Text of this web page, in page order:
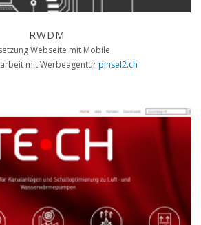
RWDM
Webseite mit Mobile
mit Werbeagenturpinsel2.ch